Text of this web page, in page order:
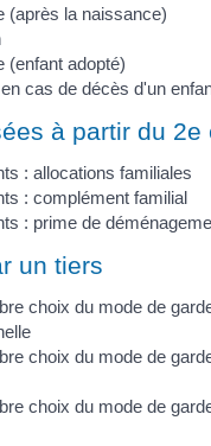
(après la naissance)
(enfant adopté)
cas de décès d'un
à partir du 2e
: allocations familiales
: complément familial
: prime de
un tiers
choix du mode de
choix du mode de
choix du mode de